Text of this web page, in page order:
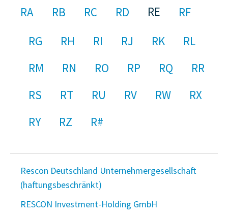
RA RB RC RD RE
RF
RG
RH RI RJ RK
RL
RM
RN RO RP RQ
RR
RS
RT RU RV RW
RX
RY
RZ R#
Rescon Deutschland Unternehmergesellschaft
(haftungsbeschränkt)
RESCON Investment-Holding GmbH